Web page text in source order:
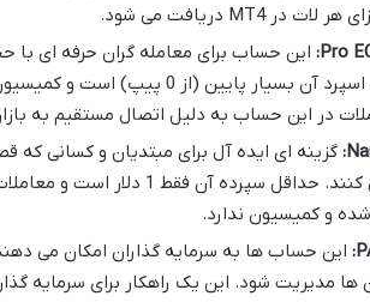
این حساب برای معامله گران حرفه ای با
در این حساب به دلیل اتصال مستقیم به
گزینه ای ایده آل برای مبتدیان و کسانی که
بسیار کم آزمایش کنند. حداقل
این حساب ها به سرمایه گذاران امکان می
ها مدیریت شود. این یک راهکار برای سرمایه